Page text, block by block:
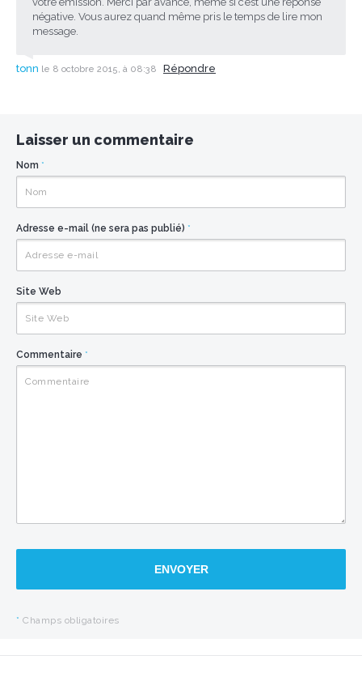
négative. Vous aurez quand même pris le temps de lire mon
message.
tonn le 8 octobre 2015, à 08:38 Répondre
Laisser un commentaire
Nom *
Adresse e-mail (ne sera pas publié) *
Site Web
Commentaire *
ENVOYER
* Champs obligatoires